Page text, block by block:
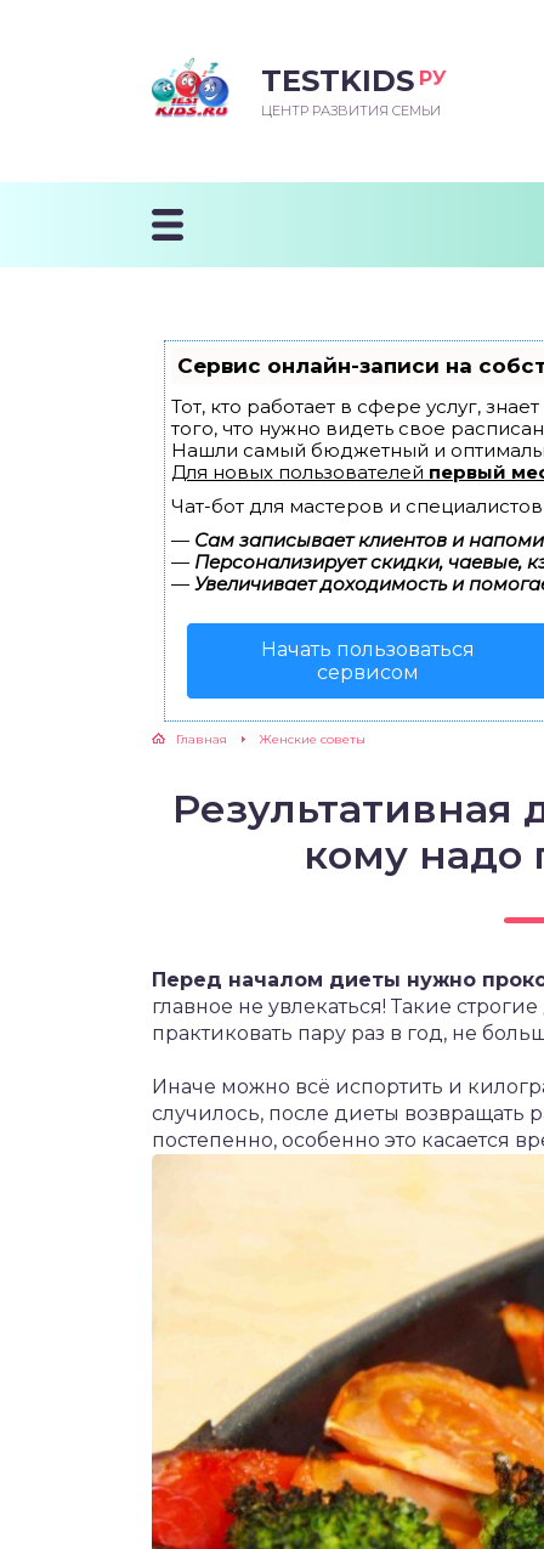
TESTKIDS РУ
ЦЕНТР РАЗВИТИЯ СЕМЬИ
Сервис онлайн-записи на
Тот, кто работает в сфере услуг,
того, что нужно видеть свое
Нашли самый бюджетный и
Для новых пользователей первый
Чат-бот для мастеров и
— Сам записывает клиентов и
— Персонализирует скидки, чаевые,
— Увеличивает доходимость и
Начать пользоваться
сервисом
Главная Женские советы
Результативная
кому надо
Перед началом диеты нужно
главное не увлекаться! Такие
практиковать пару раз в год, не
Иначе можно всё испортить и
случилось, после диеты
постепенно, особенно это касается
МЕСЯЦ
ПЕРВОГО
УЧИТСЯ
ПОСЛЕ ГОДА
К ШКОЛЕ
ДОШКОЛЬНИКА
ШКОЛА
ШКОЛЬНИКА
ШКОЛЬНИКА